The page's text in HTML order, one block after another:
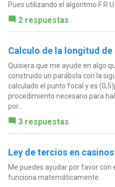
Pues utilizando el algoritmo F R U
2 respuestas
Calculo de la longitud de
Quisiera que me ayude en algo
construido un parábola con la
calculado el punto focal y es
procedimiento necesario para
por...
3 respuestas
Ley de tercios en casinos
Me puedes ayudar por favor
funciona matemáticamente.